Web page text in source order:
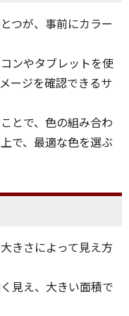
つが、事前にカラー
ンやタブレットを使
ージを確認できるサ
とで、色の組み合わ
で、最適な色を選ぶ
きさによって見え方
見え、大きい面積で